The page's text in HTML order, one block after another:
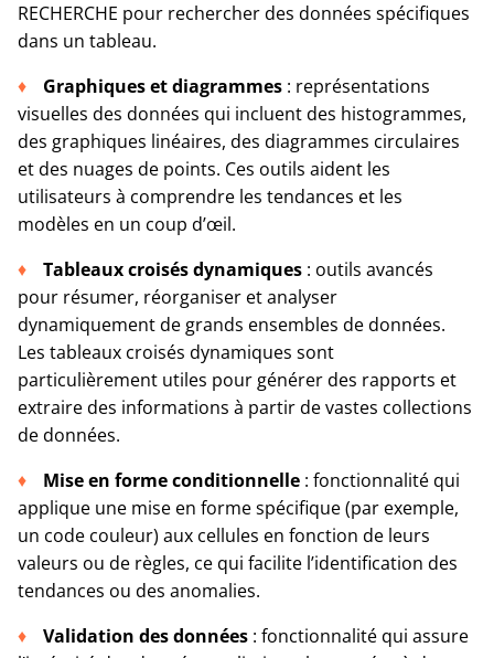
RECHERCHE pour rechercher des données spécifiques
dans un tableau.
Graphiques et diagrammes : représentations
visuelles des données qui incluent des histogrammes,
des graphiques linéaires, des diagrammes circulaires
et des nuages de points. Ces outils aident les
utilisateurs à comprendre les tendances et les
modèles en un coup d’œil.
Tableaux croisés dynamiques : outils avancés
pour résumer, réorganiser et analyser
dynamiquement de grands ensembles de données.
Les tableaux croisés dynamiques sont
particulièrement utiles pour générer des rapports et
extraire des informations à partir de vastes collections
de données.
Mise en forme conditionnelle : fonctionnalité qui
applique une mise en forme spécifique (par exemple,
un code couleur) aux cellules en fonction de leurs
valeurs ou de règles, ce qui facilite l’identification des
tendances ou des anomalies.
Validation des données : fonctionnalité qui assure